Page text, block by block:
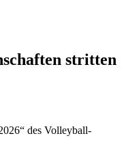
stritten
des Volleyball-